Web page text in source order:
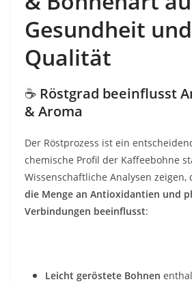
Gesundheit und
Qualität
☕ Röstgrad beeinflusst
& Aroma
Der Röstprozess ist ein
chemische Profil der Kaffeebohne
Wissenschaftliche Analysen zeigen,
die Menge an Antioxidantien und
Verbindungen beeinflusst:
Leicht geröstete Bohnen